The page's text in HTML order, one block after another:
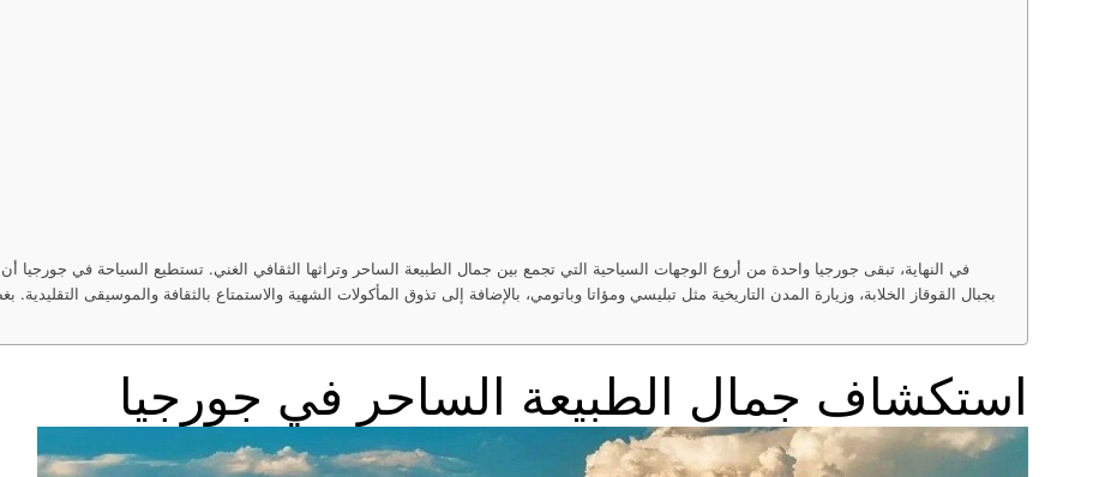
في النهاية، تبقى جورجيا واحدة من أروع الوجهات السياحية التي تجمع بين جمال الطبيعة الساحر وتراثها الثقافي الغني. تستطيع السياحة في جورجيا
بجبال القوقاز الخلابة، وزيارة المدن التاريخية مثل تبليسي ومؤاتا وباتومي، بالإضافة إلى تذوق المأكولات الشهية والاستمتاع بالثقافة والموسيقى
استكشاف جمال الطبيعة الساحر في جورجيا